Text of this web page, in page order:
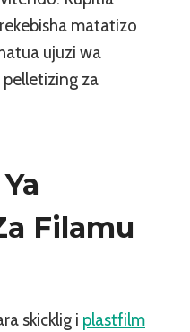
matatizo
ujuzi wa
za
Filamu
skicklig i plastfilm